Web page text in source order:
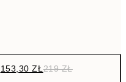
153,30 ZŁ219 ZŁ